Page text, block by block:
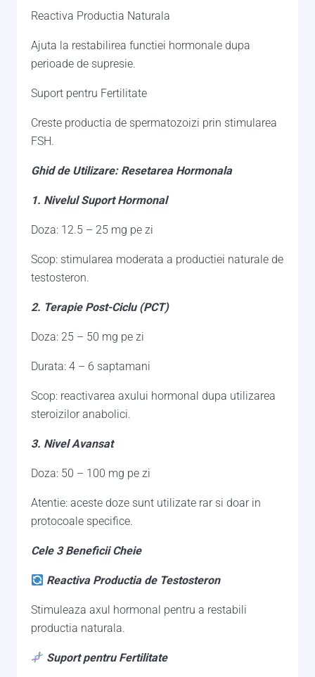
Reactiva Productia Naturala
Ajuta la restabilirea functiei hormonale dupa
perioade de supresie.
Suport pentru Fertilitate
Creste productia de spermatozoizi prin stimularea
FSH.
Ghid de Utilizare: Resetarea Hormonala
1. Nivelul Suport Hormonal
Doza: 12.5 – 25 mg pe zi
Scop: stimularea moderata a productiei naturale de
testosteron.
2. Terapie Post-Ciclu (PCT)
Doza: 25 – 50 mg pe zi
Durata: 4 – 6 saptamani
Scop: reactivarea axului hormonal dupa utilizarea
steroizilor anabolici.
3. Nivel Avansat
Doza: 50 – 100 mg pe zi
Atentie: aceste doze sunt utilizate rar si doar in
protocoale specifice.
Cele 3 Beneficii Cheie
Reactiva Productia de Testosteron
Stimuleaza axul hormonal pentru a restabili
productia naturala.
Suport pentru Fertilitate